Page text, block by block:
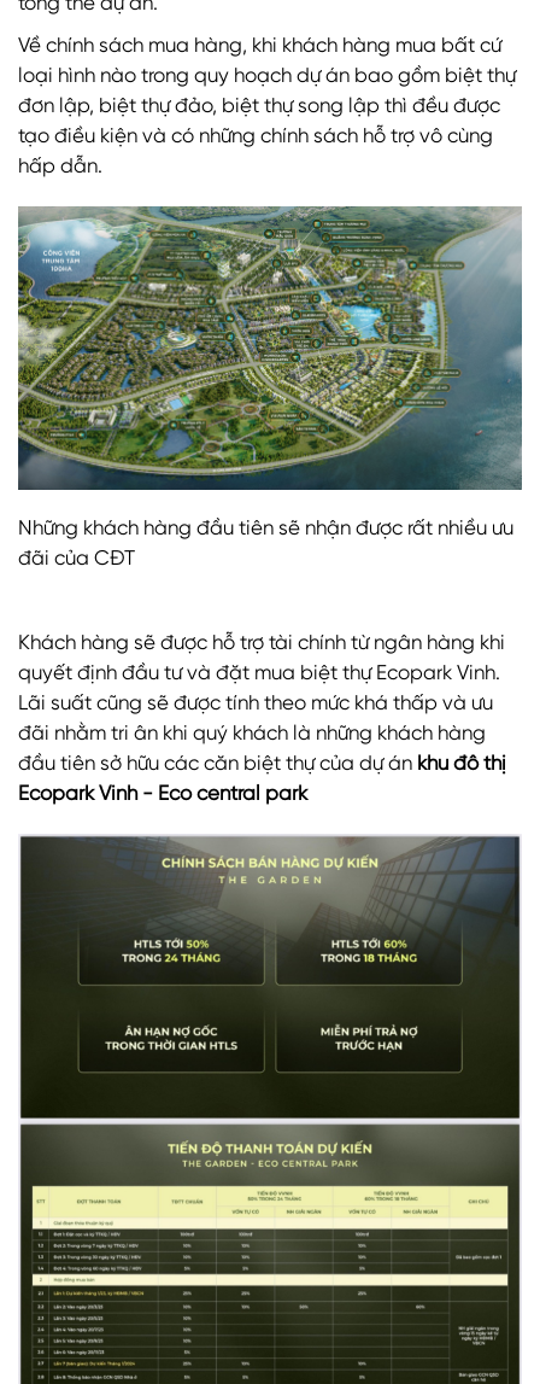
tổng thể dự án.
Về chính sách mua hàng, khi khách hàng mua bất cứ
loại hình nào trong quy hoạch dự án bao gồm biệt thự
đơn lập, biệt thự đảo, biệt thự song lập thì đều được
tạo điều kiện và có những chính sách hỗ trợ vô cùng
hấp dẫn.
Những khách hàng đầu tiên sẽ nhận được rất nhiều ưu
đãi của CĐT
Khách hàng sẽ được hỗ trợ tài chính từ ngân hàng khi
quyết định đầu tư và đặt mua biệt thự Ecopark Vinh.
Lãi suất cũng sẽ được tính theo mức khá thấp và ưu
đãi nhằm tri ân khi quý khách là những khách hàng
đầu tiên sở hữu các căn biệt thự của dự án khu đô thị
Ecopark Vinh - Eco central park